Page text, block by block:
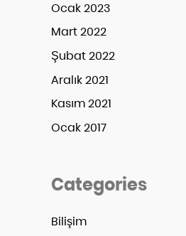
Ocak 2023
Mart 2022
Şubat 2022
Aralık 2021
Kasım 2021
Ocak 2017
Categories
Bilişim